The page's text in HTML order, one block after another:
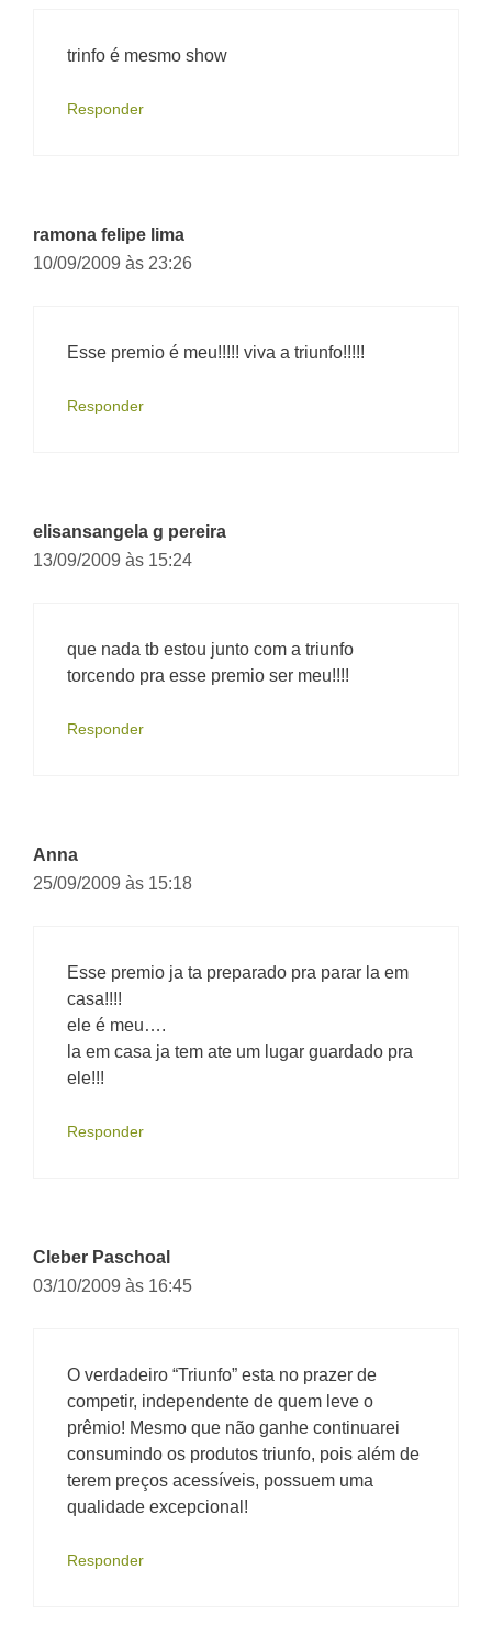
trinfo é mesmo show
Responder
ramona felipe lima
10/09/2009 às 23:26
Esse premio é meu!!!!! viva a triunfo!!!!!
Responder
elisansangela g pereira
13/09/2009 às 15:24
que nada tb estou junto com a triunfo
torcendo pra esse premio ser meu!!!!
Responder
Anna
25/09/2009 às 15:18
Esse premio ja ta preparado pra parar la em
casa!!!!
ele é meu….
la em casa ja tem ate um lugar guardado pra
ele!!!
Responder
Cleber Paschoal
03/10/2009 às 16:45
O verdadeiro “Triunfo” esta no prazer de
competir, independente de quem leve o
prêmio! Mesmo que não ganhe continuarei
consumindo os produtos triunfo, pois além de
terem preços acessíveis, possuem uma
qualidade excepcional!
Responder